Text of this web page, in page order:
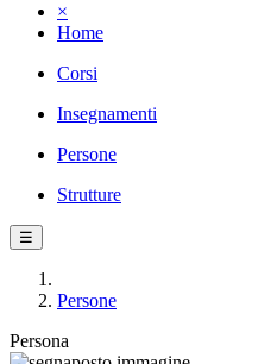
×
Home
Corsi
Insegnamenti
Persone
Strutture
☰
Persone
Persona